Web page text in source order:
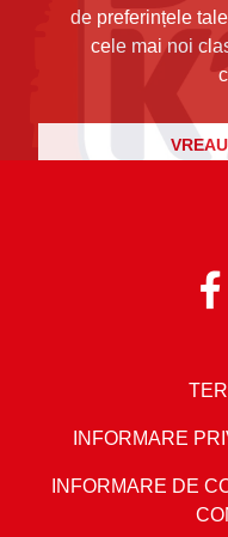
de preferințele
cele mai noi
INFORMARE
INFORMARE DE